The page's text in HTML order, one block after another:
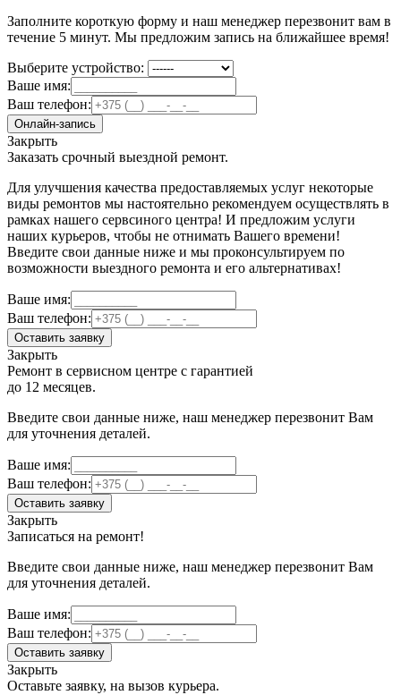
Заполните короткую форму и наш менеджер перезвонит вам в
течение 5 минут. Мы предложим запись на ближайшее время!
Выберите устройство:
Ваше имя:
Ваш телефон:
Онлайн-запись
Закрыть
Заказать срочный выездной ремонт.
Для улучшения качества предоставляемых услуг некоторые
виды ремонтов мы настоятельно рекомендуем осуществлять в
рамках нашего сервсиного центра! И предложим услуги
наших курьеров, чтобы не отнимать Вашего времени!
Введите свои данные ниже и мы проконсультируем по
возможности выездного ремонта и его альтернативах!
Ваше имя:
Ваш телефон:
Оставить заявку
Закрыть
Ремонт в сервисном центре с гарантией
до 12 месяцев.
Введите свои данные ниже, наш менеджер перезвонит Вам
для уточнения деталей.
Ваше имя:
Ваш телефон:
Оставить заявку
Закрыть
Записаться на ремонт!
Введите свои данные ниже, наш менеджер перезвонит Вам
для уточнения деталей.
Ваше имя:
Ваш телефон:
Оставить заявку
Закрыть
Оставьте заявку, на вызов курьера.